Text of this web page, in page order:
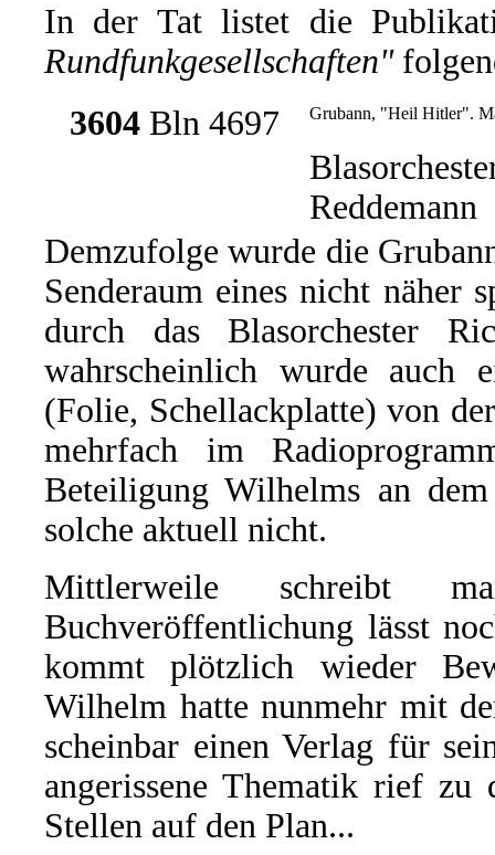
In der Tat listet die
Rundfunkgesellschaften"
3604 Bln 4697 Grubann, "Heil Hitler".
Reddemann
Demzufolge wurde die
Senderaum eines nicht näher
durch das Blasorchester
wahrscheinlich wurde auch
(Folie, Schellackplatte) von
mehrfach im
Beteiligung Wilhelms an
solche aktuell nicht.
Mittlerweile schreibt
Buchveröffentlichung lässt
kommt plötzlich wieder
Wilhelm hatte nunmehr mit
scheinbar einen Verlag für
angerissene Thematik rief zu
Stellen auf den Plan...